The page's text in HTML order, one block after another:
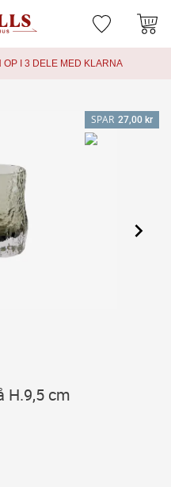
I 3 DELE MED KLARNA
SPAR 27,00 kr
H.9,5 cm